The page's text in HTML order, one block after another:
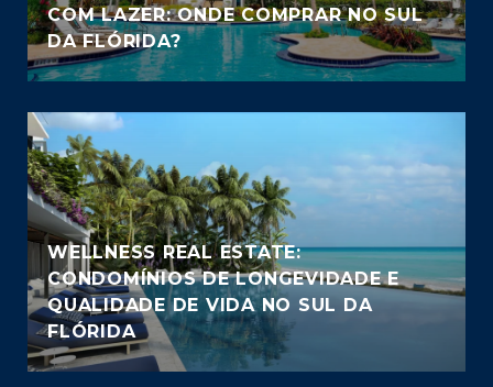
COM LAZER: ONDE COMPRAR NO SUL
DA FLÓRIDA?
WELLNESS REAL ESTATE:
CONDOMÍNIOS DE LONGEVIDADE E
QUALIDADE DE VIDA NO SUL DA
FLÓRIDA